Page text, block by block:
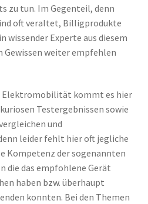
zu tun. Im Gegenteil, denn
oft veraltet, Billigprodukte
wissender Experte aus diesem
weiter empfehlen
Elektromobilität kommt es hier
Testergebnissen sowie
und
leider fehlt hier oft jegliche
Kompetenz der sogenannten
die das empfohlene Gerät
haben bzw. überhaupt
konnten. Bei den Themen